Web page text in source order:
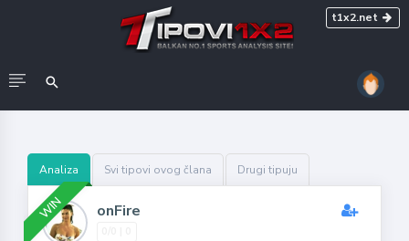
t1x2.net
Analiza Svi tipovi ovog člana Drugi tipuju
WIN onFire